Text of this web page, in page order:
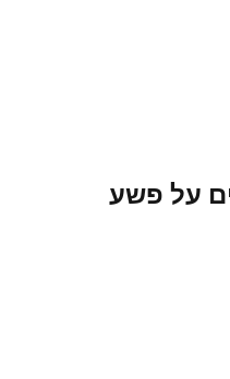
על פשע